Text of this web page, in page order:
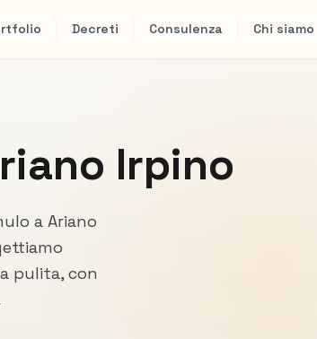
Decreti Consulenza Chi siamo
Irpino
a Ariano
pulita, con